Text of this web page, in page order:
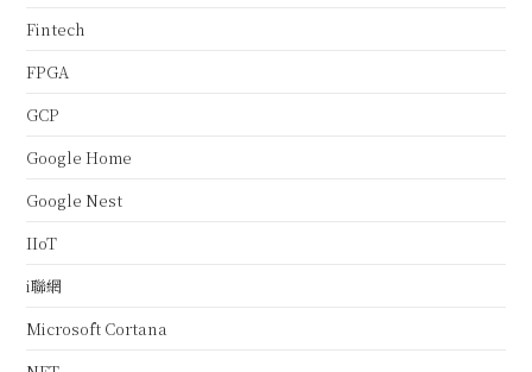
Fintech
FPGA
GCP
Google Home
Google Nest
IIoT
i聯網
Microsoft Cortana